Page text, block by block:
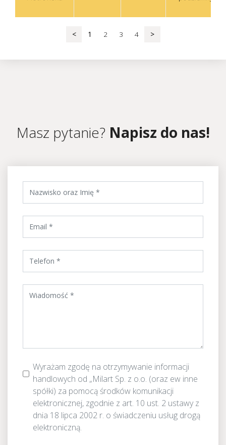
< 1 2 3 4 >
Masz pytanie? Napisz do nas!
Wyrażam zgodę na otrzymywanie informacji
handlowych od „Milart Sp. z o.o. (oraz ew inne
spółki) za pomocą środków komunikacji
elektronicznej, zgodnie z art. 10 ust. 2 ustawy z
dnia 18 lipca 2002 r. o świadczeniu usług drogą
elektroniczną.